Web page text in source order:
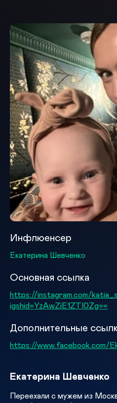
Инфлюенсер
Екатерина Шевченко
Основная ссылка
https://instagram.com/
igshid=YzAwZjE1ZTI0Zg==
Дополнительные
https://www.facebook.com/
Екатерина Шевченко
Переехали с мужем из